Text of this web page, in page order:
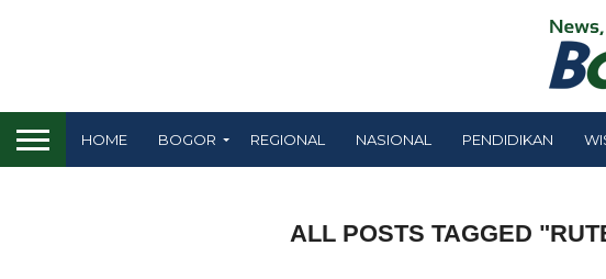
HOME BOGOR REGIONAL NASIONAL PENDIDIKAN
ALL POSTS TAGGED